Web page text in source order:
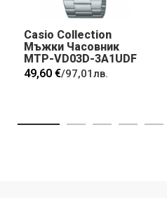
Casio Collection
Мъжки Часовник
MTP-VD03D-3A1UDF
49,60 €/97,01лв.